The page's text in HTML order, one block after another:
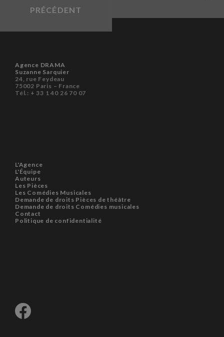
PRÉCÉDENT
Agence DRAMA
Suzanne Sarquier
24, rue Feydeau
75002 Paris – France
Tél.: + 33 1 40 26 70 07
L'Agence
L'Équipe
Auteurs
Les Pièces
Les Comédies Musicales
Demande de droits Pièces de théâtre
Demande de droits Comédies musicales
Contact
Politique de confidentialité